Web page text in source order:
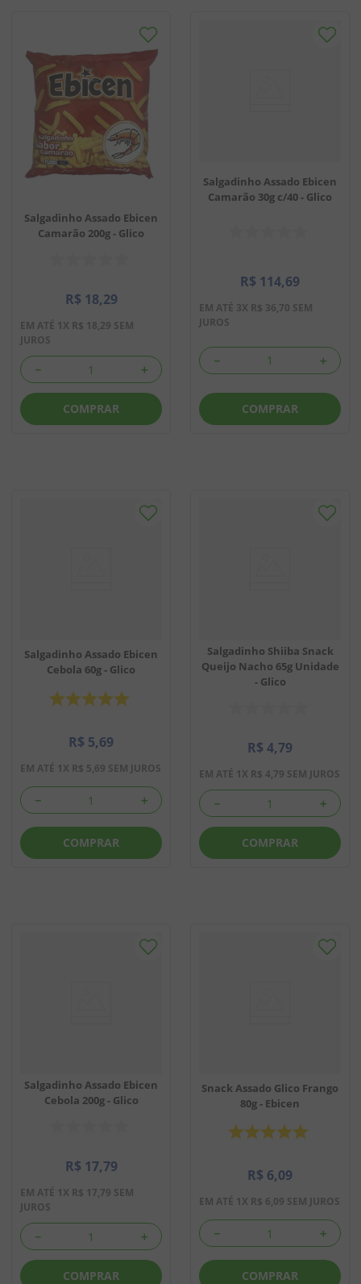
Salgadinho Assado Ebicen
Camarão 200g - Glico
R$ 18,29
EM ATÉ 1X R$ 18,29 SEM
JUROS
＋
－
COMPRAR
Salgadinho Assado Ebicen
Camarão 30g c/40 - Glico
R$ 114,69
EM ATÉ 3X R$ 36,70 SEM
JUROS
＋
－
COMPRAR
Salgadinho Assado Ebicen
Cebola 60g - Glico
R$ 5,69
EM ATÉ 1X R$ 5,69 SEM JUROS
＋
－
COMPRAR
Salgadinho Shiiba Snack
Queijo Nacho 65g Unidade
- Glico
R$ 4,79
EM ATÉ 1X R$ 4,79 SEM JUROS
＋
－
COMPRAR
Salgadinho Assado Ebicen
Cebola 200g - Glico
R$ 17,79
EM ATÉ 1X R$ 17,79 SEM
JUROS
＋
－
COMPRAR
Snack Assado Glico Frango
80g - Ebicen
R$ 6,09
EM ATÉ 1X R$ 6,09 SEM JUROS
＋
－
COMPRAR